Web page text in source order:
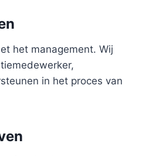
het management. Wij
in het proces van